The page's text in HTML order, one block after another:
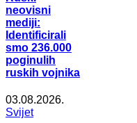
neovisni
mediji:
Identificirali
smo 236.000
poginulih
ruskih vojnika
03.08.2026.
Svijet